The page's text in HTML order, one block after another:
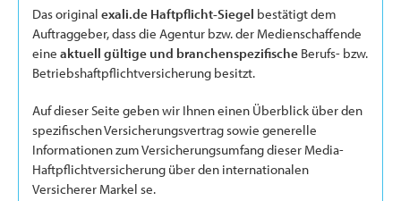
Das original exali.de Haftpflicht-Siegel bestätigt dem
Auftraggeber, dass die Agentur bzw. der Medienschaffende
eine aktuell gültige und branchenspezifische Berufs- bzw.
Betriebshaftpflichtversicherung besitzt.
Auf dieser Seite geben wir Ihnen einen Überblick über den
spezifischen Versicherungsvertrag sowie generelle
Informationen zum Versicherungsumfang dieser Media-
Haftpflichtversicherung über den internationalen
Versicherer Markel se.